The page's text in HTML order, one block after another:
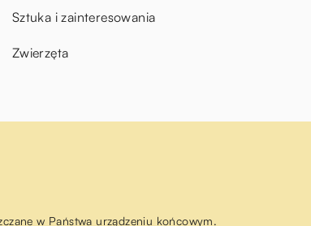
Sztuka i zainteresowania
Zwierzęta
w Państwa urządzeniu końcowym.